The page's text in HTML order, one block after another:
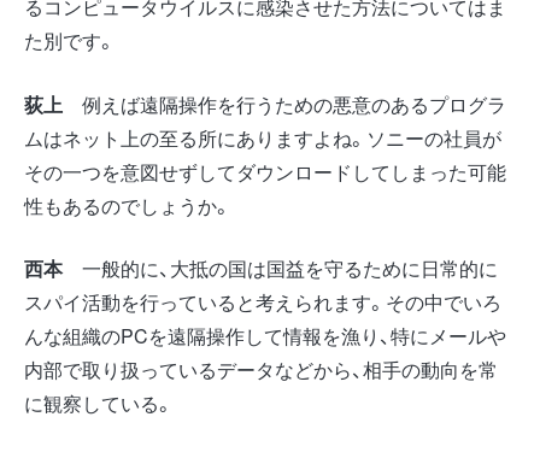
るコンピュータウイルスに感染させた方法についてはま
た別です。
荻上 例えば遠隔操作を行うための悪意のあるプログラ
ムはネット上の至る所にありますよね。ソニーの社員が
その一つを意図せずしてダウンロードしてしまった可能
性もあるのでしょうか。
西本一般的に、大抵の国は国益を守るために日常的に
スパイ活動を行っていると考えられます。その中でいろ
んな組織のPCを遠隔操作して情報を漁り、特にメールや
内部で取り扱っているデータなどから、相手の動向を常
に観察している。